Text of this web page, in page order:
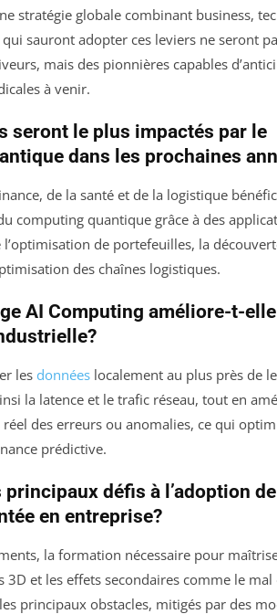
stratégie globale combinant business,
qui sauront adopter ces leviers ne seront
mais des pionnières capables
à venir.
seront le plus impactés par le
dans les prochaines
de la santé et de la logistique
computing quantique grâce à des
de portefeuilles, la
des chaînes logistiques.
AI Computing améliore-t-
les données localement au plus près de
la latence et le trafic réseau, tout en
des erreurs ou anomalies, ce qui
prédictive.
défis à l’adoption
en entreprise?
la formation nécessaire pour
3D et les effets secondaires comme le mal
principaux obstacles, mitigés par des